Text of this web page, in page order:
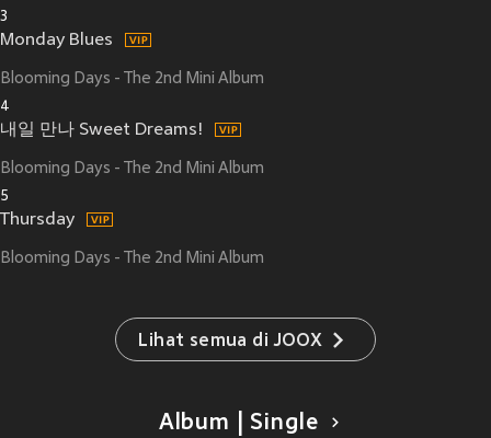
3
Monday Blues
Blooming Days - The 2nd Mini Album
4
내일 만나 Sweet Dreams!
Blooming Days - The 2nd Mini Album
5
Thursday
Blooming Days - The 2nd Mini Album
Lihat semua di JOOX
Album | Single